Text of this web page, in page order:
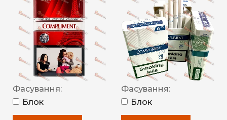
Фасування:
Блок
Фасування:
Блок